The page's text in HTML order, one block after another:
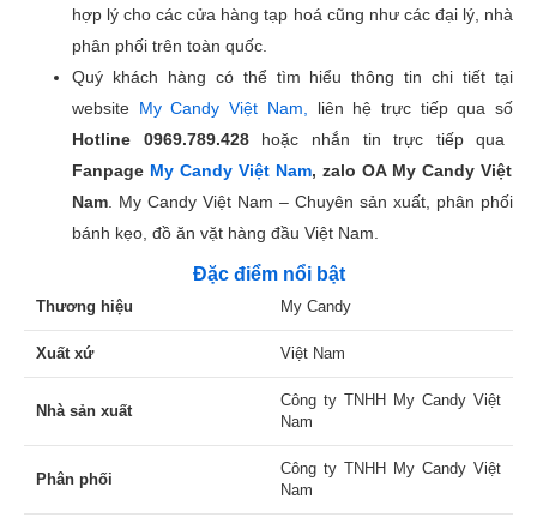
hợp lý cho các cửa hàng tạp hoá cũng như các đại lý, nhà
phân phối trên toàn quốc.
Quý khách hàng có thể tìm hiểu thông tin chi tiết tại
website My Candy Việt Nam,
liên hệ trực tiếp qua số
Hotline 0969.789.428hoặc nhắn tin trực tiếp qua
Fanpage My Candy Việt Nam, zalo OA My Candy Việt
Nam . My Candy Việt Nam – Chuyên sản xuất, phân phối
bánh kẹo, đồ ăn vặt hàng đầu Việt Nam.
Đặc điểm nổi bật
Thương hiệu My Candy
Xuất xứ Việt Nam
Nhà sản xuất
Công ty TNHH My Candy Việt
Nam
Phân phối
Công ty TNHH My Candy Việt
Nam